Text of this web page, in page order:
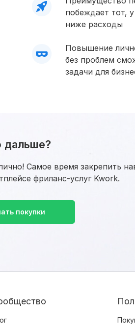
побеждает тот,
ниже расходы
Повышение
без проблем
задачи для
дальше?
Самое время закрепить
фриланс-услуг Kwork.
покупки